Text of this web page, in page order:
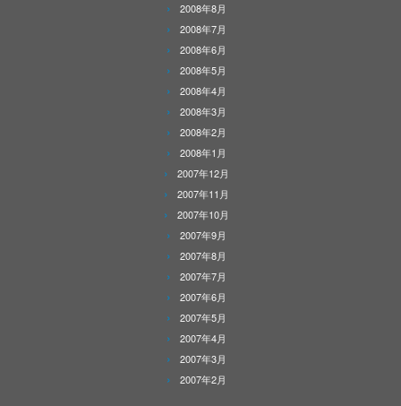
2008年8月
2008年7月
2008年6月
2008年5月
2008年4月
2008年3月
2008年2月
2008年1月
2007年12月
2007年11月
2007年10月
2007年9月
2007年8月
2007年7月
2007年6月
2007年5月
2007年4月
2007年3月
2007年2月